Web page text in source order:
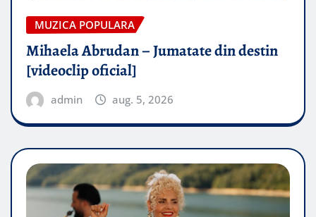
MUZICA POPULARA
Mihaela Abrudan – Jumatate din destin
[videoclip oficial]
admin aug. 5, 2026